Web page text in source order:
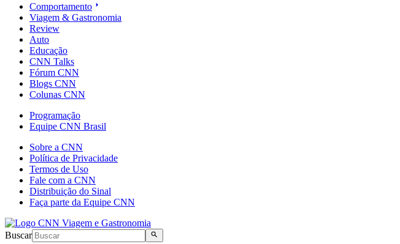
Comportamento
Viagem & Gastronomia
Review
Auto
Educação
CNN Talks
Fórum CNN
Blogs CNN
Colunas CNN
Programação
Equipe CNN Brasil
Sobre a CNN
Política de Privacidade
Termos de Uso
Fale com a CNN
Distribuição do Sinal
Faça parte da Equipe CNN
Buscar